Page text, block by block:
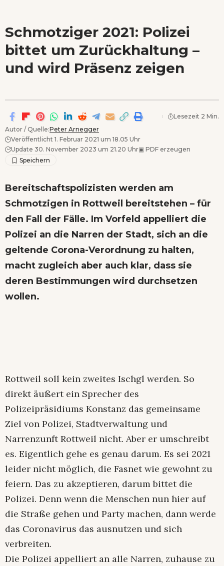
Schmotziger 2021: Polizei
bittet um Zurückhaltung –
und wird Präsenz zeigen
Autor / Quelle:Peter Arnegger
Veröffentlicht 1. Februar 2021 um 18.05 Uhr
Update 30. November 2023 um 21.20 Uhr▣ PDF erzeugen
Lesezeit 2 Min.
Bereitschaftspolizisten werden am
Schmotzigen in Rottweil bereitstehen – für
den Fall der Fälle. Im Vorfeld appelliert die
Polizei an die Narren der Stadt, sich an die
geltende Corona-Verordnung zu halten,
macht zugleich aber auch klar, dass sie
deren Bestimmungen wird durchsetzen
wollen.
Rottweil soll kein zweites Ischgl werden. So
direkt äußert ein Sprecher des
Polizeipräsidiums Konstanz das gemeinsame
Ziel von Polizei, Stadtverwaltung und
Narrenzunft Rottweil nicht. Aber er umschreibt
es. Eigentlich gehe es genau darum. Es sei 2021
leider nicht möglich, die Fasnet wie gewohnt zu
feiern. Das zu akzeptieren, darum bittet die
Polizei. Denn wenn die Menschen nun hier auf
die Straße gehen und Party machen, dann werde
das Coronavirus das ausnutzen und sich
verbreiten.
Die Polizei appelliert an alle Narren, zuhause zu